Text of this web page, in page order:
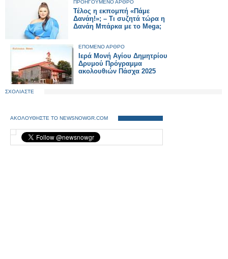
ΠΡΟΗΓΟΥΜΕΝΟ ΑΡΘΡΟ
Τέλος η εκπομπή «Πάμε
Δανάη!»; – Τι συζητά τώρα η
Δανάη Μπάρκα με το Mega;
ΕΠΟΜΕΝΟ ΑΡΘΡΟ
Ιερά Μονή Αγίου Δημητρίου
Δρυμού Πρόγραμμα
ακολουθιών Πάσχα 2025
ΣΧΟΛΙΑΣΤΕ
ΑΚΟΛΟΥΘΗΣΤΕ ΤΟ NEWSNOWGR.COM